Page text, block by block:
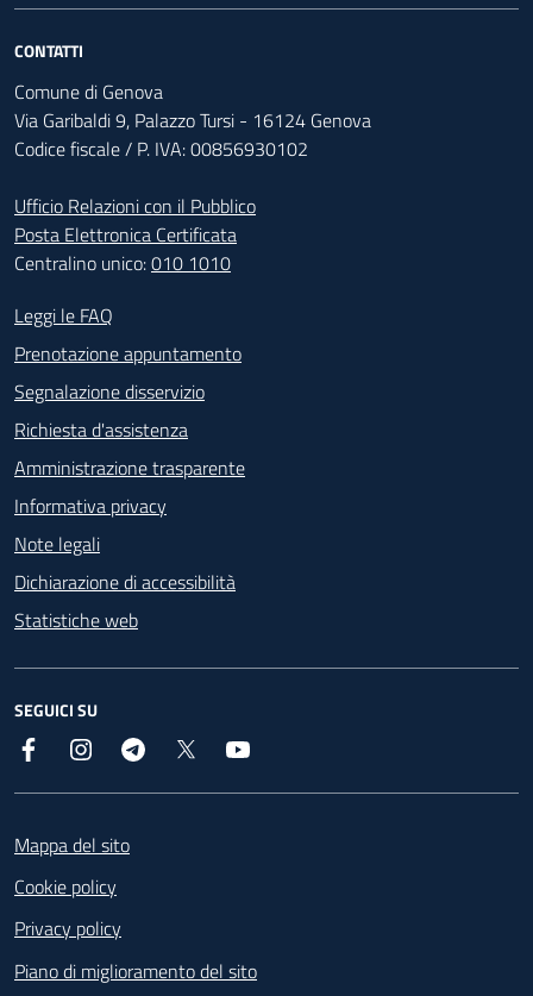
CONTATTI
Comune di Genova
Via Garibaldi 9, Palazzo Tursi - 16124 Genova
Codice fiscale / P. IVA: 00856930102
Ufficio Relazioni con il Pubblico
Posta Elettronica Certificata
Centralino unico:010 1010
Footer - Contatti
Leggi le FAQ
Prenotazione appuntamento
Segnalazione disservizio
Richiesta d'assistenza
Amministrazione trasparente
Informativa privacy
Note legali
Dichiarazione di accessibilità
Statistiche web
SEGUICI SU
Facebook InstagramTelegram
Mappa del sito
Cookie policy
Privacy policy
Piano di miglioramento del sito